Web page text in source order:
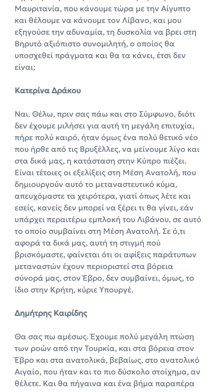
Μαυριτανία, που κάνουμε τώρα με την Αίγυπτο
και θέλουμε να κάνουμε τον Λίβανο, και μου
εξηγούσε την αδυναμία, τη δυσκολία να βρει στη
Βηρυτό αξιόπιστο συνομιλητή, ο οποίος θα
υποσχεθεί πράγματα και θα τα κάνει, έτσι δεν
είναι;
Κατερίνα Δράκου
Ναι. Θέλω, πριν σας πάω και στο Σύμφωνο, διότι
δεν έχουμε μιλήσει για αυτή τη μεγάλη επιτυχία,
πήρε πολύ καιρό, ήταν όμως ένα πολύ θετικό νέο
που ήρθε από τις Βρυξέλλες, να μείνουμε λίγο και
στα δικά μας, η κατάσταση στην Κύπρο πιέζει.
Είναι τέτοιες οι εξελίξεις στη Μέση Ανατολή, που
δημιουργούν αυτό το μεταναστευτικό κύμα,
απευχόμαστε τα χειρότερα, γιατί όπως λέτε και
εσείς, κανείς δεν μπορεί να ξέρει τι θα γίνει, εάν
υπάρχει περαιτέρω εμπλοκή του Λιβάνου, σε αυτό
το οποίο συμβαίνει στη Μέση Ανατολή. Σε ό,τι
αφορά τα δικά μας, αυτή τη στιγμή πού
βρισκόμαστε, φαίνεται ότι οι αφίξεις παράτυπων
μεταναστών έχουν περιοριστεί στα βόρεια
σύνορά μας, στον Έβρο, δεν συμβαίνει, όμως, το
ίδιο στην Κρήτη, κύριε Υπουργέ.
Δημήτρης Καιρίδης
Θα σας πω αμέσως. Έχουμε πολύ μεγάλη πτώση
των ροών από την Τουρκία, και στα βόρεια στον
Έβρο και στα ανατολικά, βεβαίως, στο ανατολικό
Αιγαίο, που ήταν και το πιο δύσκολο στοίχημα, αν
θέλετε. Και θα πήγαινα και ένα βήμα παραπέρα